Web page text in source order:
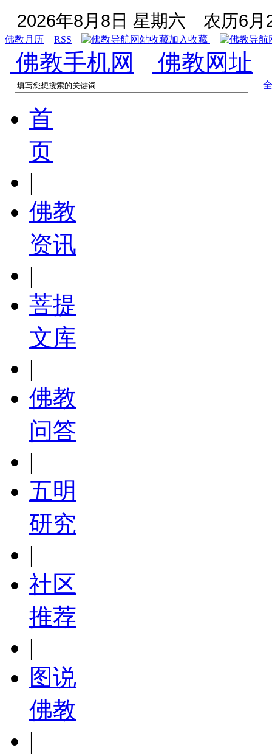
2026年8月8日 星期六 农历6月
佛教月历 RSS 加入收藏
佛教手机网 佛教网址
首
页
|
佛教
资讯
|
菩提
文库
|
佛教
问答
|
五明
研究
|
社区
推荐
|
图说
佛教
|